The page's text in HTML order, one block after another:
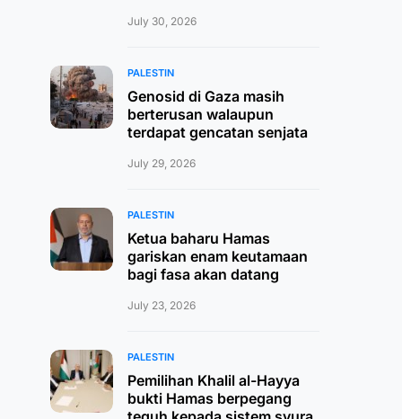
July 30, 2026
PALESTIN
Genosid di Gaza masih
berterusan walaupun
terdapat gencatan senjata
July 29, 2026
PALESTIN
Ketua baharu Hamas
gariskan enam keutamaan
bagi fasa akan datang
July 23, 2026
PALESTIN
Pemilihan Khalil al-Hayya
bukti Hamas berpegang